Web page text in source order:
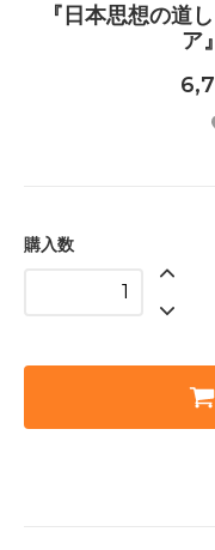
『日本思想の道
ア
購入数